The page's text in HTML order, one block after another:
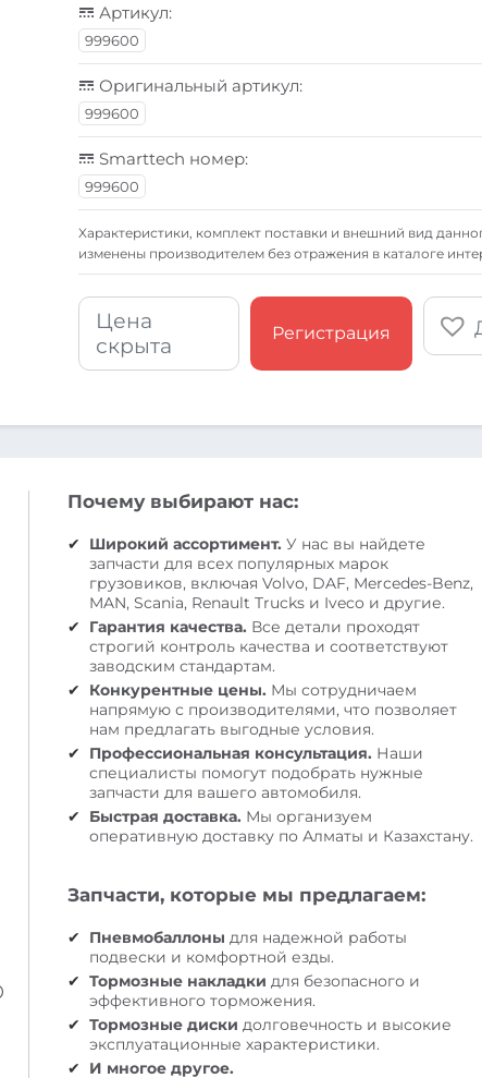
Артикул:
999600
Оригинальный артикул:
999600
Smarttech номер:
999600
Xарактеристики, комплект поставки и внешний вид
изменены производителем без отражения в каталоге
Цена
скрыта
Регистрация
Почему выбирают нас:
Широкий ассортимент. У нас вы найдете
запчасти для всех популярных марок
грузовиков, включая Volvo, DAF, Mercedes-Benz,
MAN, Scania, Renault Trucks и Iveco и другие.
Гарантия качества. Все детали проходят
строгий контроль качества и соответствуют
заводским стандартам.
Конкурентные цены. Мы сотрудничаем
напрямую с производителями, что позволяет
нам предлагать выгодные условия.
Профессиональная консультация. Наши
специалисты помогут подобрать нужные
запчасти для вашего автомобиля.
Быстрая доставка. Мы организуем
оперативную доставку по Алматы и Казахстану.
Запчасти, которые мы предлагаем:
Пневмобаллоны для надежной работы
подвески и комфортной езды.
Тормозные накладки для безопасного и
эффективного торможения.
Тормозные диски долговечность и высокие
эксплуатационные характеристики.
И многое другое.